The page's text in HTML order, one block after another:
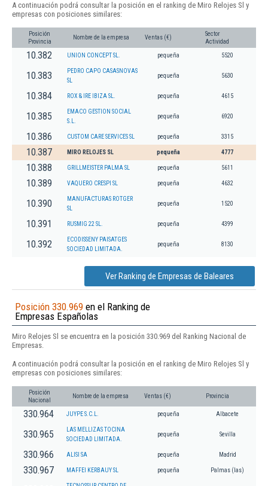
A continuación podrá consultar la posición en el ranking de Miro Relojes Sl y
empresas con posiciones similares:
Posición
Provincia
Nombre de la empresa Ventas (€)
Sector
Actividad
10.382 UNION CONCEPT SL. pequeña 5520
10.383
PEDRO CAPO CASASNOVAS
SL
pequeña 5630
10.384 ROX & IRE IBIZA SL. pequeña 4615
10.385
EMACO GESTION SOCIAL
S.L.
pequeña 6920
10.386 CUSTOM CARE SERVICES SL pequeña 3315
10.387 MIRO RELOJES SL pequeña 4777
10.388 GRILLMEISTER PALMA SL pequeña 5611
10.389 VAQUERO CRESPI SL pequeña 4632
10.390
MANUFACTURAS ROTGER
SL
pequeña 1520
10.391 RUSMIG 22 SL. pequeña 4399
10.392
ECODISSENY PAISATGES
SOCIEDAD LIMITADA.
pequeña 8130
Ver Ranking de Empresas de Baleares
Posición 330.969 en el Ranking de
Empresas Españolas
Miro Relojes Sl se encuentra en la posición 330.969 del Ranking Nacional de
Empresas.
A continuación podrá consultar la posición en el ranking de Miro Relojes Sl y
empresas con posiciones similares:
Posición
Nacional
Nombre de la empresa Ventas (€) Provincia
330.964 JUYPE S.C.L. pequeña Albacete
330.965
LAS MELLIZAS TOCINA
SOCIEDAD LIMITADA.
pequeña Sevilla
330.966 ALISI SA pequeña Madrid
330.967 MAFFEI KERBAUY SL pequeña Palmas (las)